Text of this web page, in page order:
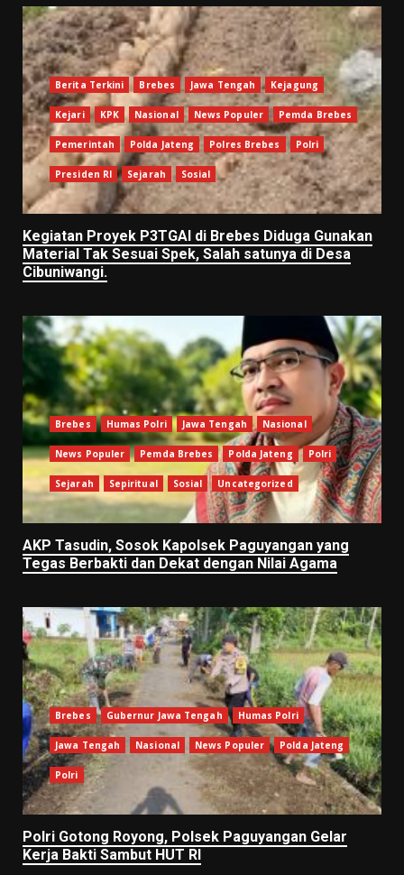
Berita Terkini Brebes Jawa Tengah Kejagung
Kejari KPK Nasional News Populer Pemda Brebes
Pemerintah Polda Jateng Polres Brebes Polri
Presiden RI Sejarah Sosial
Kegiatan Proyek P3TGAI di Brebes Diduga Gunakan
Material Tak Sesuai Spek, Salah satunya di Desa
Cibuniwangi.
Brebes Humas Polri Jawa Tengah Nasional
News Populer Pemda Brebes Polda Jateng Polri
Sejarah Sepiritual Sosial Uncategorized
AKP Tasudin, Sosok Kapolsek Paguyangan yang
Tegas Berbakti dan Dekat dengan Nilai Agama
Brebes Gubernur Jawa Tengah Humas Polri
Jawa Tengah Nasional News Populer Polda Jateng
Polri
Polri Gotong Royong, Polsek Paguyangan Gelar
Kerja Bakti Sambut HUT RI